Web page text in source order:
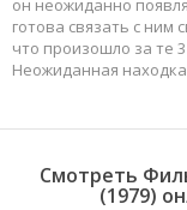
он неожиданно
готова связать с ним
что произошло за те
Неожиданная
Смотреть
(1979)